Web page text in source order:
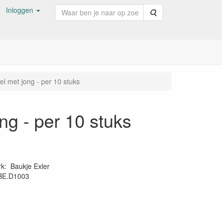
Inloggen Zoeken
met jong - per 10 stuks
- per 10 stuks
: Baukje Exler